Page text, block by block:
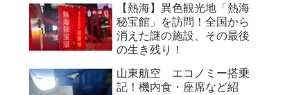
【熱海】異色観光地「熱海
秘宝館」を訪問！全国から
消えた謎の施設、その最後
の生き残り！
山東航空 エコノミー搭乗
記！機内食・座席など紹